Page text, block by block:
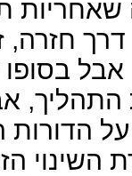
דרך
בסופו
התהליך,
הדורות
השינוי